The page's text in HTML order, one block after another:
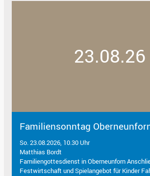
23.08.26
Familiensonntag
So. 23.08.2026, 10.30 Uhr
Matthias Bordt
Familiengottesdienst in Oberneunforn
Festwirtschaft und Spielangebot für Kinder